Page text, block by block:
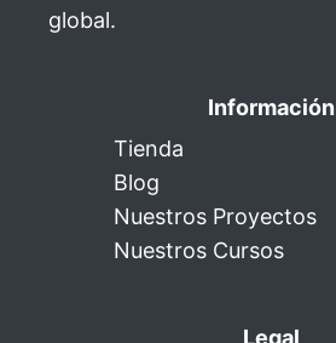
global.
Información
Tienda
Blog
Nuestros Proyectos
Nuestros Cursos
Legal